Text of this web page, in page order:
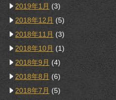
2019年1月 (3)
2018年12月 (5)
2018年11月 (3)
2018年10月 (1)
2018年9月 (4)
2018年8月 (6)
2018年7月 (5)